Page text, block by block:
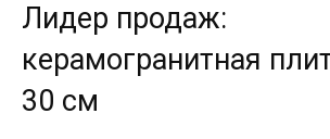
Лидер продаж:
керамогранитная
30 см